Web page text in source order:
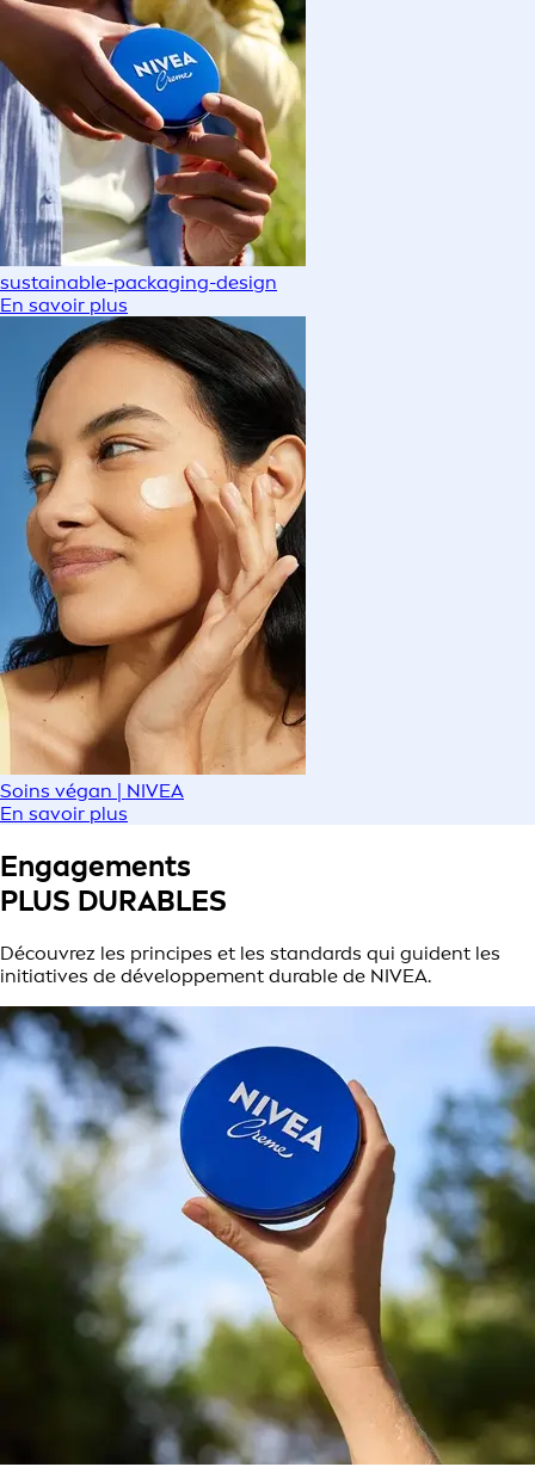
sustainable-packaging-design
En savoir plus
Soins végan | NIVEA
En savoir plus
Engagements
PLUS DURABLES
Découvrez les principes et les standards qui guident les
initiatives de développement durable de NIVEA.